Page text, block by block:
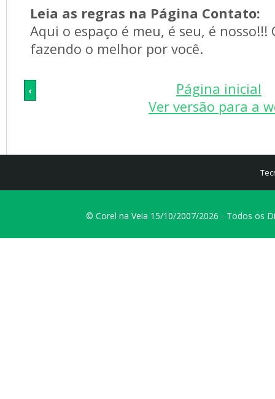
Leia as regras na Página Contato:
Aqui o espaço é meu, é seu, é nosso!!!
fazendo o melhor por você.
‹
Página inicial
Ver versão para a
© Corel na Veia 15/10/2007/2026 - Todos os